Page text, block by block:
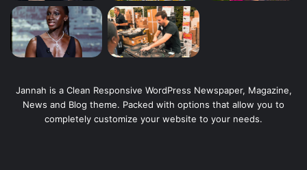
Jannah is a Clean Responsive WordPress Newspaper, Magazine,
News and Blog theme. Packed with options that allow you to
completely customize your website to your needs.